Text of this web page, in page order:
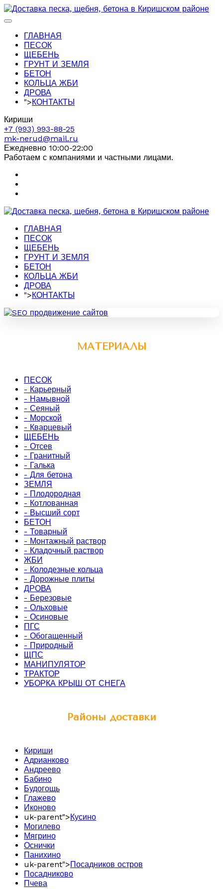
ГЛАВНАЯ
ПЕСОК
ЩЕБЕНЬ
ГРУНТ И ЗЕМЛЯ
БЕТОН
КОЛЬЦА ЖБИ
ДРОВА
">КОНТАКТЫ
Кириши
+7 (993) 993-88-25
mk-nerud@mail.ru
Ежедневно 10:00-22:00
Работаем с компаниями и частными лицами.
ГЛАВНАЯ
ПЕСОК
ЩЕБЕНЬ
ГРУНТ И ЗЕМЛЯ
БЕТОН
КОЛЬЦА ЖБИ
ДРОВА
">КОНТАКТЫ
МАТЕРИАЛЫ
ПЕСОК
- Карьерный
- Намывной
- Сеяный
- Морской
- Кварцевый
ЩЕБЕНЬ
- Отсев
- Гранитный
- Галька
- Для бетона
ЗЕМЛЯ
- Плодородная
- Котлованная
- Высший сорт
БЕТОН
- Товарный
- Монтажный раствор
- Кладочный раствор
ЖБИ
- Колодезные кольца
- Дорожные плиты
ДРОВА
- Березовые
- Ольховые
- Осиновые
ПГС
- Обогащенный
- Природный
ЩПС
МАНИПУЛЯТОР
ТРАКТОР
УБОРКА КРЫШ ОТ СНЕГА
Районы доставки
Кириши
Адрианково
Андреево
Бабино
Будогощь
Глажево
Иконово
uk-parent">Кусино
Могилево
Мягрино
Оснички
Панихино
uk-parent">Посадников остров
Посадниково
Пчева